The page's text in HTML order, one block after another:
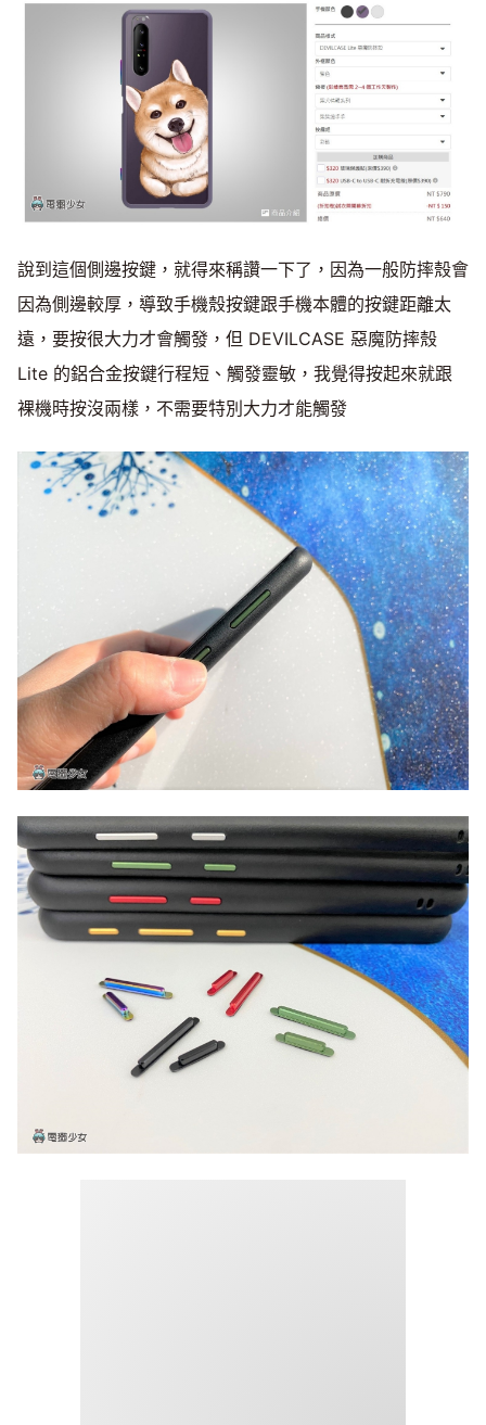
說到這個側邊按鍵，就得來稱讚一下了，因為一般防摔殼會
因為側邊較厚，導致手機殼按鍵跟手機本體的按鍵距離太
遠，要按很大力才會觸發，但 DEVILCASE 惡魔防摔殼
Lite 的鋁合金按鍵行程短、觸發靈敏，我覺得按起來就跟
裸機時按沒兩樣，不需要特別大力才能觸發